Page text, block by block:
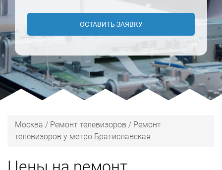
ОСТАВИТЬ ЗАЯВКУ
Москва / Ремонт телевизоров / Ремонт
телевизоров у метро Братиславская